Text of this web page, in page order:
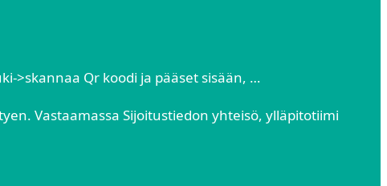
>skannaa Qr koodi ja pääset sisään, …
Vastaamassa Sijoitustiedon yhteisö, ylläpitotiimi